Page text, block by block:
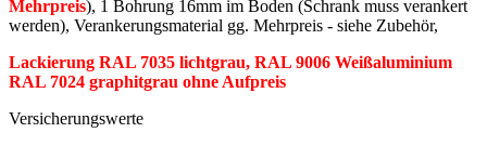
Mehrpreis), 1 Bohrung 16mm im Boden (Schrank muss verankert
werden), Verankerungsmaterial gg. Mehrpreis - siehe Zubehör,
Lackierung RAL 7035 lichtgrau, RAL 9006 Weißaluminium
RAL 7024 graphitgrau ohne Aufpreis
Versicherungswerte